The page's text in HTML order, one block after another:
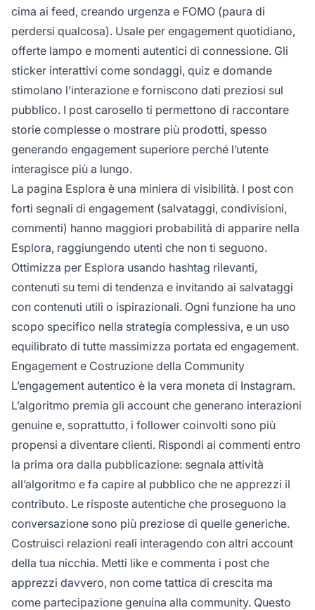
cima ai feed, creando urgenza e FOMO (paura di
perdersi qualcosa). Usale per engagement quotidiano,
offerte lampo e momenti autentici di connessione. Gli
sticker interattivi come sondaggi, quiz e domande
stimolano l’interazione e forniscono dati preziosi sul
pubblico. I post carosello ti permettono di raccontare
storie complesse o mostrare più prodotti, spesso
generando engagement superiore perché l’utente
interagisce più a lungo.
La pagina Esplora è una miniera di visibilità. I post con
forti segnali di engagement (salvataggi, condivisioni,
commenti) hanno maggiori probabilità di apparire nella
Esplora, raggiungendo utenti che non ti seguono.
Ottimizza per Esplora usando hashtag rilevanti,
contenuti su temi di tendenza e invitando ai salvataggi
con contenuti utili o ispirazionali. Ogni funzione ha uno
scopo specifico nella strategia complessiva, e un uso
equilibrato di tutte massimizza portata ed engagement.
Engagement e Costruzione della Community
L’engagement autentico è la vera moneta di Instagram.
L’algoritmo premia gli account che generano interazioni
genuine e, soprattutto, i follower coinvolti sono più
propensi a diventare clienti. Rispondi ai commenti entro
la prima ora dalla pubblicazione: segnala attività
all’algoritmo e fa capire al pubblico che ne apprezzi il
contributo. Le risposte autentiche che proseguono la
conversazione sono più preziose di quelle generiche.
Costruisci relazioni reali interagendo con altri account
della tua nicchia. Metti like e commenta i post che
apprezzi davvero, non come tattica di crescita ma
come partecipazione genuina alla community. Questo